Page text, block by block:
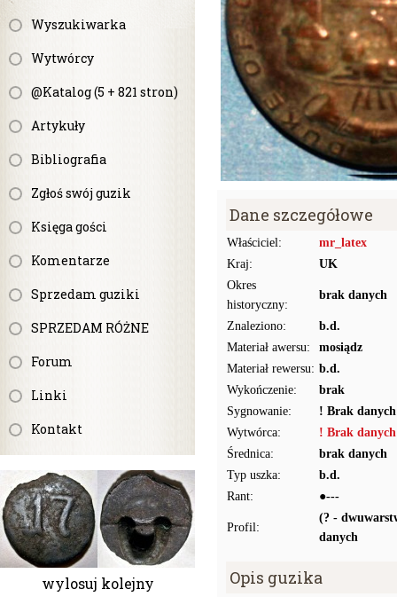
Wyszukiwarka
Wytwórcy
@Katalog (5 + 821 stron)
Artykuły
Bibliografia
Zgłoś swój guzik
Księga gości
Komentarze
Sprzedam guziki
SPRZEDAM RÓŻNE
Forum
Linki
Kontakt
wylosuj kolejny
Dane szczegółowe
Właściciel:
mr_latex
Kraj:
UK
Okres
historyczny:
brak danych
Znaleziono:
b.d.
Materiał awersu:
mosiądz
Materiał rewersu: b.d.
Wykończenie:
brak
Sygnowanie:
! Brak danych
Wytwórca:
! Brak danych
Średnica:
brak danych
Typ uszka:
b.d.
Rant:
●---
Profil:
(? -
danych
Opis guzika